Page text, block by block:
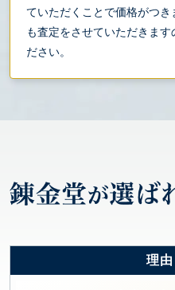
ていただくことで価格がつ
も査定をさせていただきま
ださい。
理